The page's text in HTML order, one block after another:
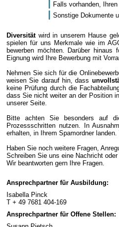
Falls vorhanden,
Sonstige Dokumente
Diversitätwird in unserem Hause
spielen für uns Merkmale wie im
bewerben möchten. Darüber
Eignung wird Ihre Bewerbung mit
Nehmen Sie sich für die
weisen Sie darauf hin, dass
keine Prüfung durch die
dass Sie nicht weiter an der Position
unserer Seite.
Bitte achten Sie besonders auf
Prozessschritten nutzen. In
erhalten, in Ihrem Spamordner
Haben Sie noch weitere Fragen,
Schreiben Sie uns eine Nachricht
Wir beantworten gern Ihre Fragen.
Ansprechpartner für Ausbildung:
Isabella Pinck
T + 49 7681 404-169
Ansprechpartner für Offene Stellen: